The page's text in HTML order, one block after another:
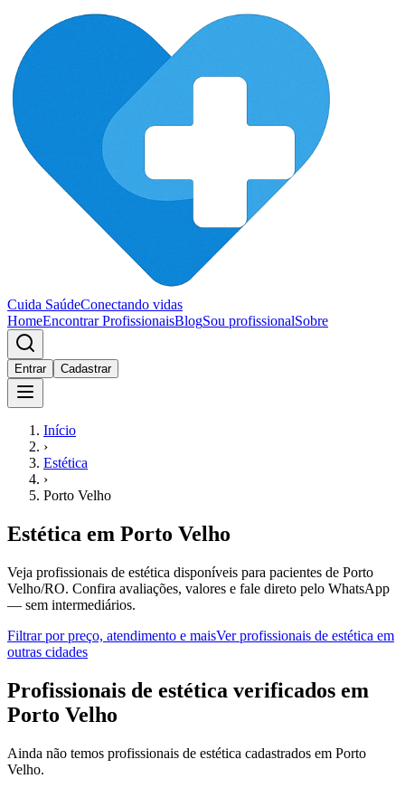
Cuida SaúdeConectando vidas
HomeEncontrar ProfissionaisBlogSou profissionalSobre
Entrar Cadastrar
Início
›
Estética
›
Porto Velho
Estética em Porto Velho
Veja profissionais de estética disponíveis para pacientes de Porto
Velho/RO. Confira avaliações, valores e fale direto pelo WhatsApp
— sem intermediários.
Filtrar por preço, atendimento e maisVerprofissionais de estética em
outras cidades
Profissionais de estética verificados em
Porto Velho
Ainda não temos profissionais de estética cadastrados em Porto
Velho.